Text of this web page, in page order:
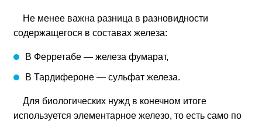
Не менее важна разница в разновидности
содержащегося в составах железа:
В Ферретабе — железа фумарат,
В Тардифероне — сульфат железа.
Для биологических нужд в конечном итоге
используется элементарное железо, то есть само по